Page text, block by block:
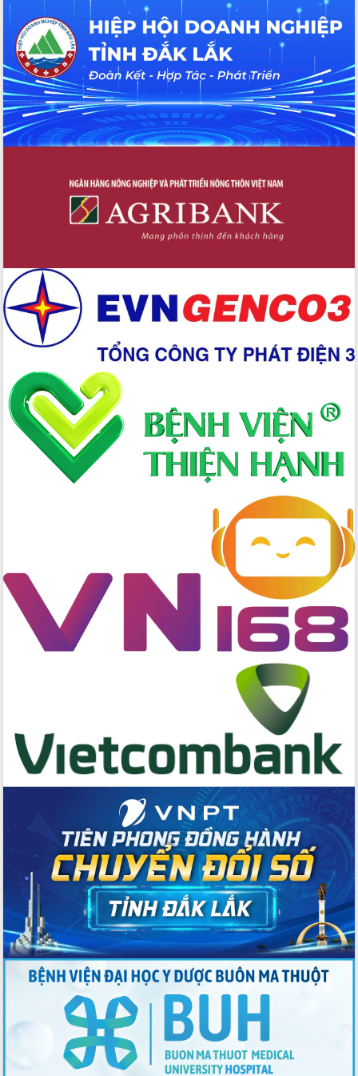
Tăng cường giám sát, đôn đốc thực
hiện nhiệm vụ quản lý tài sản công
hàng tuần
Tháo gỡ những vướng mắc, đẩy mạnh
công tác cải cách thủ tục hành chính
tại Trung tâm Phục vụ hành chính
công tỉnh
Đắk Lắk: Tôn vinh 46 giải pháp tại Hội
Đắk Lắk rà soát, điều chỉnh Đề án 190
về phát triển nuôi trồng thủy sản
Phó Chủ tịch UBND tỉnh Đắk Lắk
Trương Công Thái kiểm tra thực địa
Thuột
Định vị cà phê Việt Nam như một “di
sản sống” trong dòng chảy toàn cầu
Xây dựng nông thôn mới: Nâng cao đời
sống người dân từ những mô hình thiết
Quyết liệt tháo gỡ vướng mắc, đẩy
nhanh tiến độ các dự án trọng điểm
trong Khu kinh tế Nam Phú Yên
Hòn Yến phát triển du lịch gắn với bảo
tồn biển
Lấy ý kiến điều chỉnh Quy hoạch tỉnh
Đắk Lắk thời kỳ 2021-2030, tầm nhìn
Đắk Lắk nỗ lực thúc đẩy tăng trưởng
kinh tế từ 10% trở lên trong Quý
II/2026
Đắk Lắk ký kết thỏa thuận hợp tác về
chuyển đổi số giai đoạn 2026 – 2030
với Tập đoàn Bưu chính Viễn thông
Du lịch Đắk Lắk nâng tầm trải nghiệm
du khách thông qua Hệ thống cơ sở dữ
liệu và Bản đồ số
Tập huấn ứng dụng trí tuệ nhân tạo (AI)
trong thương mại điện tử năm 2026
Đoàn đại biểu Quốc hội tỉnh Đắk Lắk
trao đổi thông tin trước Kỳ họp thứ
nhất, Quốc hội khóa XVI
Quyết liệt cải cách hành chính, khơi
thông nguồn lực phát triển
Nâng cao hiệu lực, hiệu quả HĐND
tỉnh thông qua hiện đại hóa hành chính
Xã Ea Phê gắn cải cách hành chính với
chuyển đổi số
Phó Chủ tịch Thường trực UBND tỉnh
Hồ Thị Nguyên Thảo làm việc tại Trung
tâm Phục vụ hành chính công xã Ea
Xây dựng nền hành chính số đồng